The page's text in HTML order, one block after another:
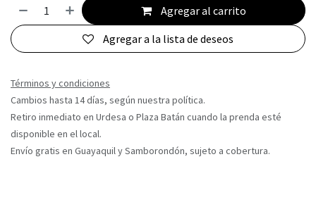
Agregar al carrito
Agregar a la lista de deseos
Términos y condiciones
Cambios hasta 14 días, según nuestra política.
Retiro inmediato en Urdesa o Plaza Batán cuando la prenda esté
disponible en el local.
Envío gratis en Guayaquil y Samborondón, sujeto a cobertura.